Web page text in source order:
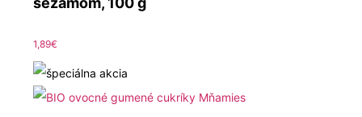
1,89€